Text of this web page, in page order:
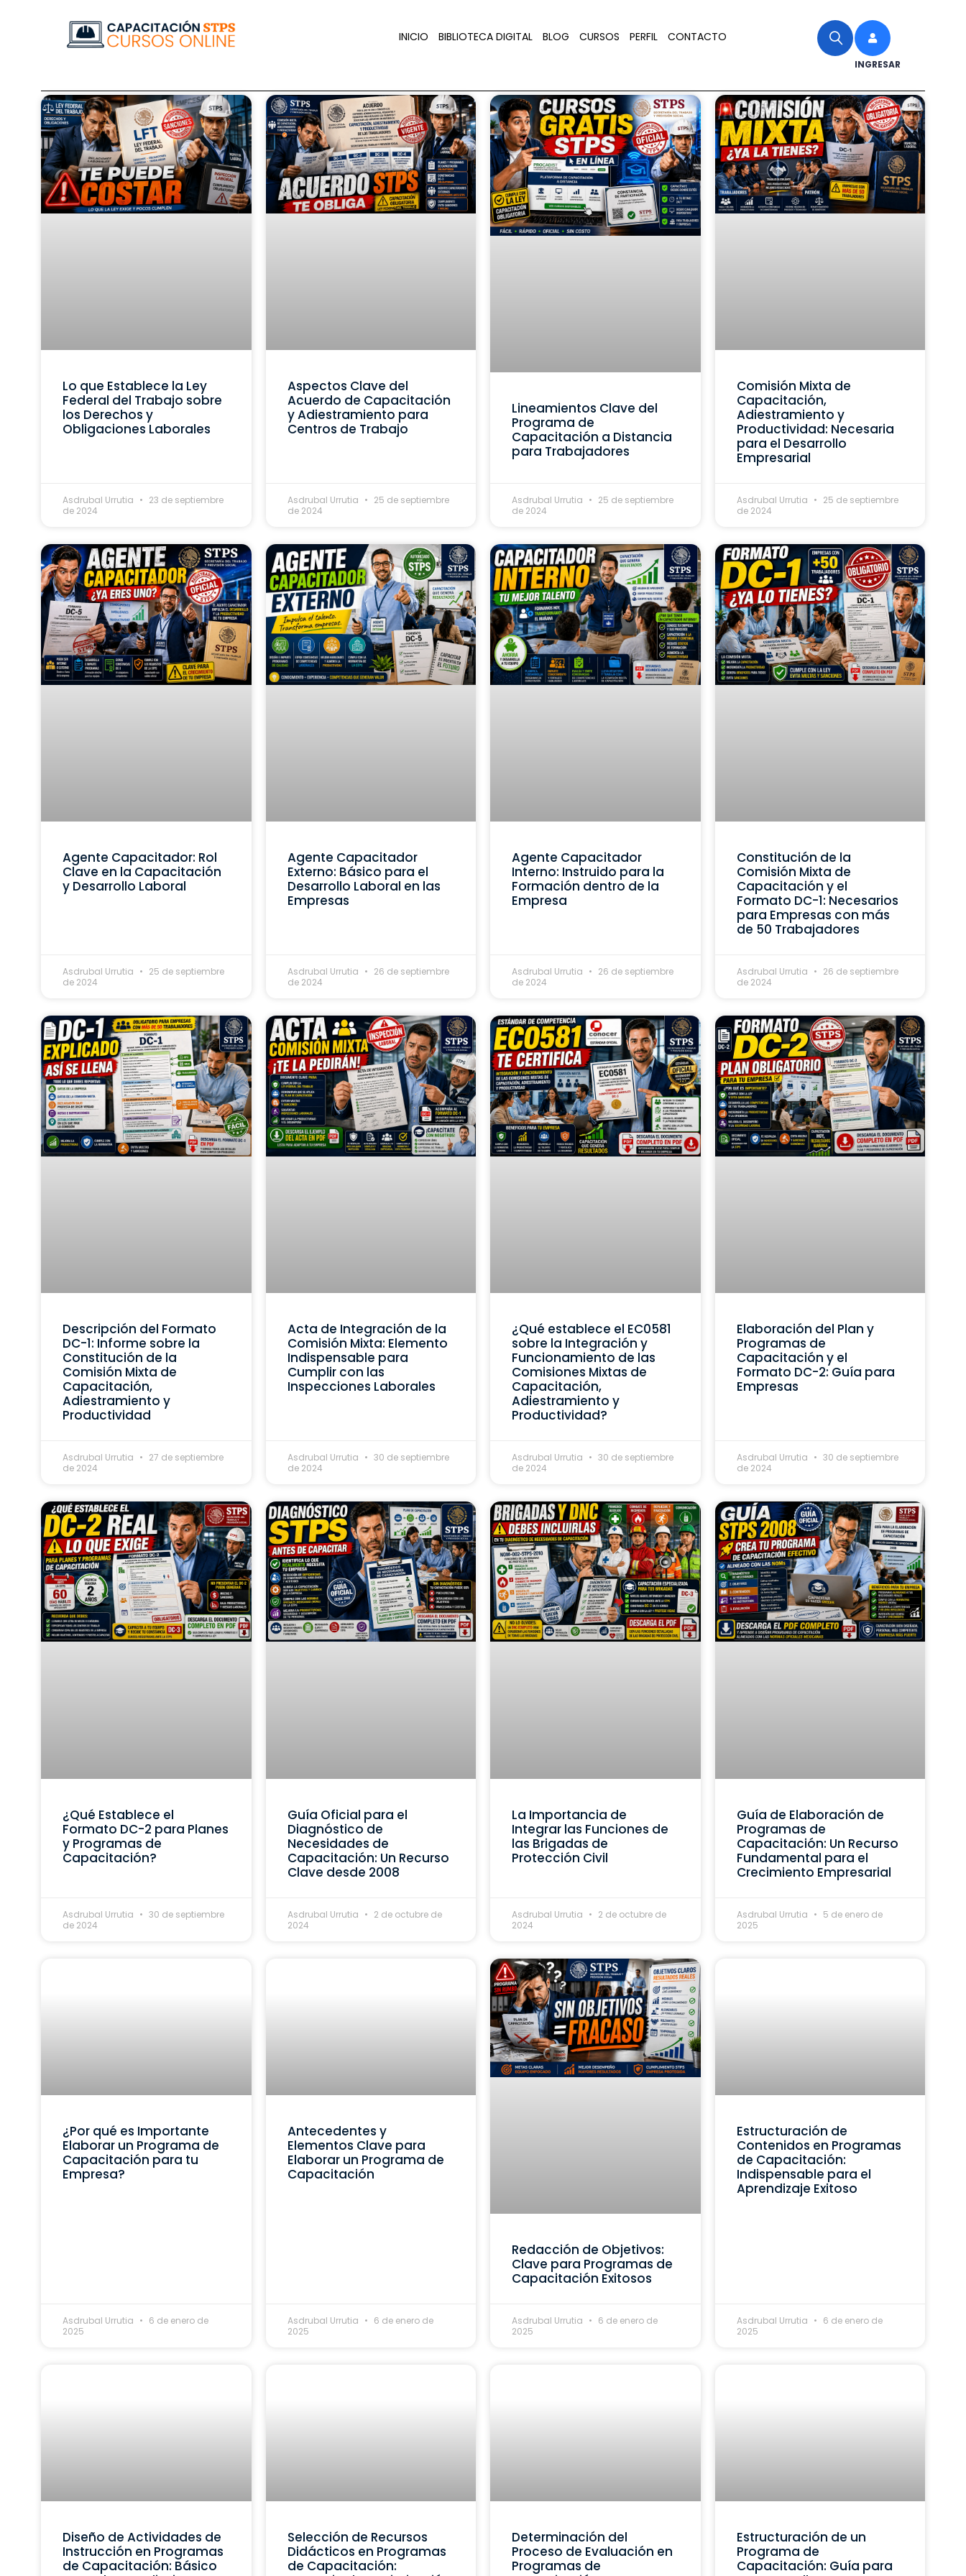
INICIO BIBLIOTECA DIGITAL BLOG CURSOS PERFIL CONTACTO
INGRESAR
Lo que Establece la Ley
Federal del Trabajo sobre
los Derechos y
Obligaciones Laborales
Asdrubal Urrutia
23 de septiembre
de 2024
Aspectos Clave del
Acuerdo de Capacitación
y Adiestramiento para
Centros de Trabajo
Asdrubal Urrutia
25 de septiembre
de 2024
Lineamientos Clave del
Programa de
Capacitación a Distancia
para Trabajadores
Asdrubal Urrutia
25 de septiembre
de 2024
Comisión Mixta de
Capacitación,
Adiestramiento y
Productividad: Necesaria
para el Desarrollo
Empresarial
Asdrubal Urrutia
25 de septiembre
de 2024
Agente Capacitador: Rol
Clave en la Capacitación
y Desarrollo Laboral
Asdrubal Urrutia
25 de septiembre
de 2024
Agente Capacitador
Externo: Básico para el
Desarrollo Laboral en las
Empresas
Asdrubal Urrutia
26 de septiembre
de 2024
Agente Capacitador
Interno: Instruido para la
Formación dentro de la
Empresa
Asdrubal Urrutia
26 de septiembre
de 2024
Constitución de la
Comisión Mixta de
Capacitación y el
Formato DC-1: Necesarios
para Empresas con más
de 50 Trabajadores
Asdrubal Urrutia
26 de septiembre
de 2024
Descripción del Formato
DC-1: Informe sobre la
Constitución de la
Comisión Mixta de
Capacitación,
Adiestramiento y
Productividad
Asdrubal Urrutia
27 de septiembre
de 2024
Acta de Integración de la
Comisión Mixta: Elemento
Indispensable para
Cumplir con las
Inspecciones Laborales
Asdrubal Urrutia
30 de septiembre
de 2024
¿Qué establece el EC0581
sobre la Integración y
Funcionamiento de las
Comisiones Mixtas de
Capacitación,
Adiestramiento y
Productividad?
Asdrubal Urrutia
30 de septiembre
de 2024
Elaboración del Plan y
Programas de
Capacitación y el
Formato DC-2: Guía para
Empresas
Asdrubal Urrutia
30 de septiembre
de 2024
¿Qué Establece el
Formato DC-2 para Planes
y Programas de
Capacitación?
Asdrubal Urrutia
30 de septiembre
de 2024
Guía Oficial para el
Diagnóstico de
Necesidades de
Capacitación: Un Recurso
Clave desde 2008
Asdrubal Urrutia
2 de octubre de
2024
La Importancia de
Integrar las Funciones de
las Brigadas de
Protección Civil
Asdrubal Urrutia
2 de octubre de
2024
Guía de Elaboración de
Programas de
Capacitación: Un Recurso
Fundamental para el
Crecimiento Empresarial
Asdrubal Urrutia
5 de enero de
2025
¿Por qué es Importante
Elaborar un Programa de
Capacitación para tu
Empresa?
Asdrubal Urrutia
6 de enero de
2025
Antecedentes y
Elementos Clave para
Elaborar un Programa de
Capacitación
Asdrubal Urrutia
6 de enero de
2025
Redacción de Objetivos:
Clave para Programas de
Capacitación Exitosos
Asdrubal Urrutia
6 de enero de
2025
Estructuración de
Contenidos en Programas
de Capacitación:
Indispensable para el
Aprendizaje Exitoso
Asdrubal Urrutia
6 de enero de
2025
Diseño de Actividades de
Instrucción en Programas
de Capacitación: Básico
Selección de Recursos
Didácticos en Programas
de Capacitación:
Determinación del
Proceso de Evaluación en
Programas de
Estructuración de un
Programa de
Capacitación: Guía para